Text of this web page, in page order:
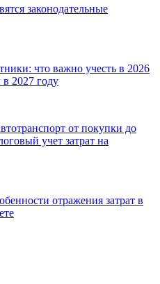
законодательные
что важно учесть в 2026
в 2027 году
от покупки до
учет затрат на
отражения затрат в